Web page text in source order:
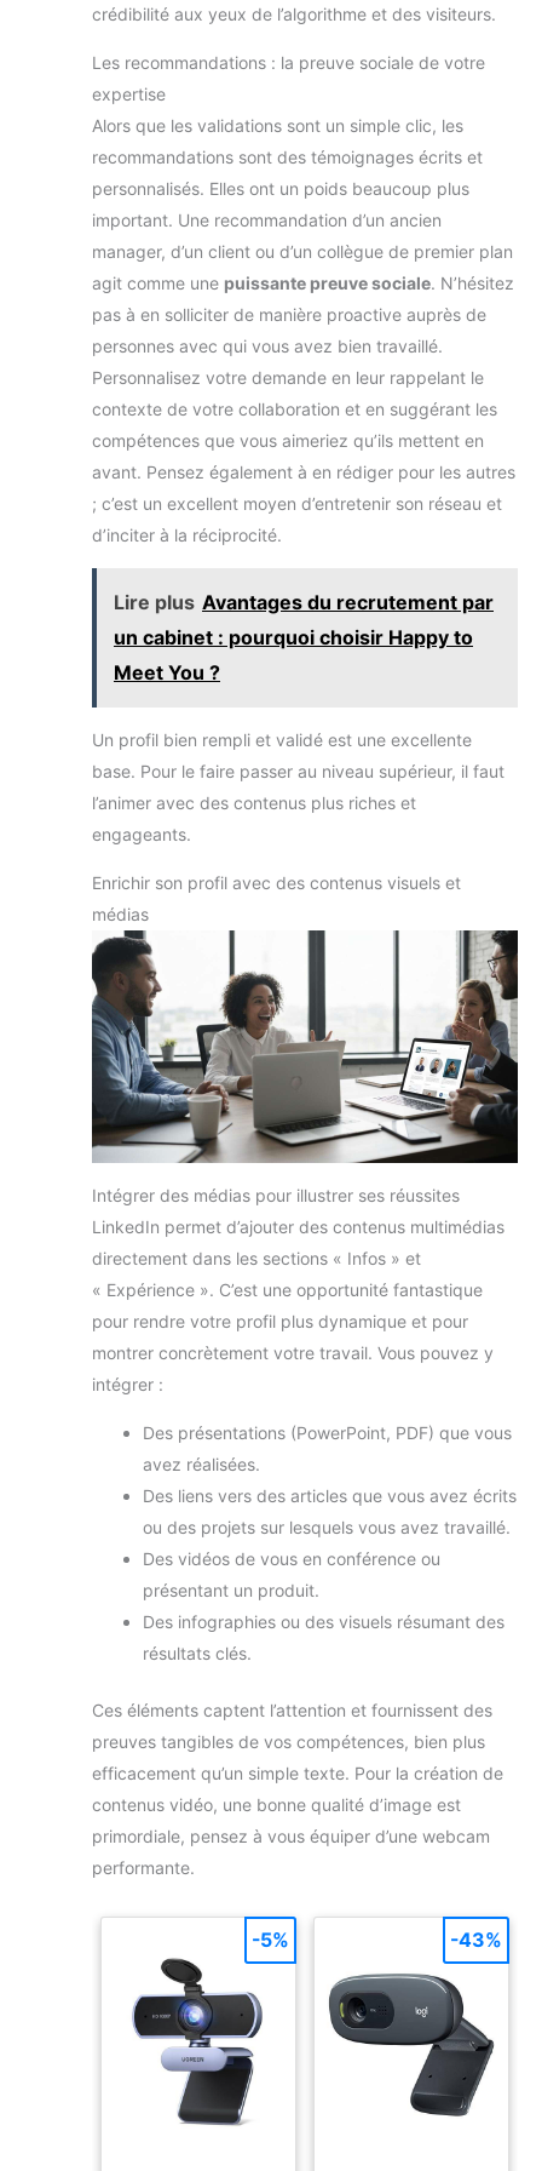
crédibilité aux yeux de l’algorithme et des visiteurs.
Les recommandations : la preuve sociale de votre
expertise
Alors que les validations sont un simple clic, les
recommandations sont des témoignages écrits et
personnalisés. Elles ont un poids beaucoup plus
important. Une recommandation d’un ancien
manager, d’un client ou d’un collègue de premier plan
agit comme une puissante preuve sociale. N’hésitez
pas à en solliciter de manière proactive auprès de
personnes avec qui vous avez bien travaillé.
Personnalisez votre demande en leur rappelant le
contexte de votre collaboration et en suggérant les
compétences que vous aimeriez qu’ils mettent en
avant. Pensez également à en rédiger pour les autres
; c’est un excellent moyen d’entretenir son réseau et
d’inciter à la réciprocité.
Lire plus Avantages du recrutement par
un cabinet : pourquoi choisir Happy to
Meet You ?
Un profil bien rempli et validé est une excellente
base. Pour le faire passer au niveau supérieur, il faut
l’animer avec des contenus plus riches et
engageants.
Enrichir son profil avec des contenus visuels et
médias
Intégrer des médias pour illustrer ses réussites
LinkedIn permet d’ajouter des contenus multimédias
directement dans les sections « Infos » et
« Expérience ». C’est une opportunité fantastique
pour rendre votre profil plus dynamique et pour
montrer concrètement votre travail. Vous pouvez y
intégrer :
Des présentations (PowerPoint, PDF) que vous
avez réalisées.
Des liens vers des articles que vous avez écrits
ou des projets sur lesquels vous avez travaillé.
Des vidéos de vous en conférence ou
présentant un produit.
Des infographies ou des visuels résumant des
résultats clés.
Ces éléments captent l’attention et fournissent des
preuves tangibles de vos compétences, bien plus
efficacement qu’un simple texte. Pour la création de
contenus vidéo, une bonne qualité d’image est
primordiale, pensez à vous équiper d’une webcam
performante.
-5% -43%